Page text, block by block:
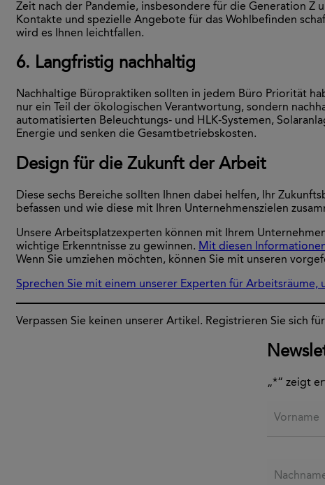
Zeit nach der Pandemie, insbesondere für die Generation Z
Kontakte und spezielle Angebote für das Wohlbefinden
wird es Ihnen leichtfallen.
6. Langfristig nachhaltig
Nachhaltige Büropraktiken sollten in jedem Büro Priorität
nur ein Teil der ökologischen Verantwortung, sondern
automatisierten Beleuchtungs- und HLK-Systemen,
Energie und senken die Gesamtbetriebskosten.
Design für die Zukunft der Arbeit
Diese sechs Bereiche sollten Ihnen dabei helfen, Ihr
befassen und wie diese mit Ihren Unternehmenszielen
Unsere Arbeitsplatzexperten können mit Ihrem
wichtige Erkenntnisse zu gewinnen. Mit diesen
Wenn Sie umziehen möchten, können Sie mit unseren
Sprechen Sie mit einem unserer Experten für
Verpassen Sie keinen unserer Artikel. Registrieren Sie sich
„*“ zeigt